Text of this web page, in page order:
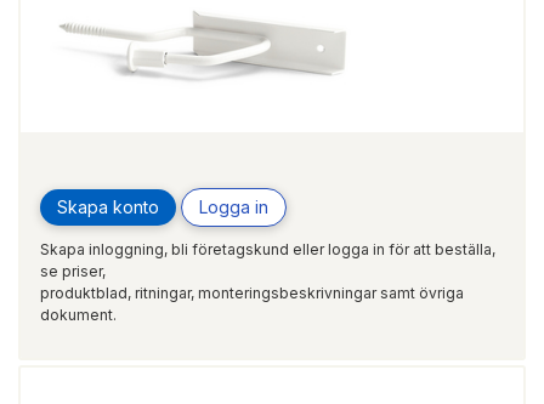
Skapa konto Logga in
Skapa inloggning, bli företagskund eller logga in för att beställa,
se priser,
produktblad, ritningar, monteringsbeskrivningar samt övriga
dokument.